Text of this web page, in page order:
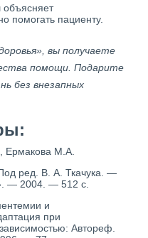
объясняет
помогать пациенту.
вы получаете
помощи. Подарите
без внезапных
Ермакова М.А.
ред. В. А. Ткачука. —
— 2004. — 512 с.
и
при
Автореф.